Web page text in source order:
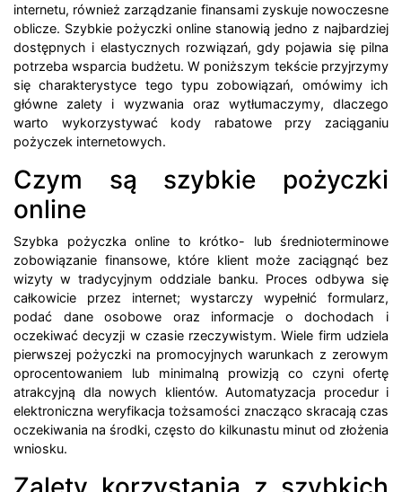
internetu, również zarządzanie finansami zyskuje nowoczesne
oblicze. Szybkie pożyczki online stanowią jedno z najbardziej
dostępnych i elastycznych rozwiązań, gdy pojawia się pilna
potrzeba wsparcia budżetu. W poniższym tekście przyjrzymy
się charakterystyce tego typu zobowiązań, omówimy ich
główne zalety i wyzwania oraz wytłumaczymy, dlaczego
warto wykorzystywać kody rabatowe przy zaciąganiu
pożyczek internetowych.
Czym są szybkie pożyczki
online
Szybka pożyczka online to krótko- lub średnioterminowe
zobowiązanie finansowe, które klient może zaciągnąć bez
wizyty w tradycyjnym oddziale banku. Proces odbywa się
całkowicie przez internet; wystarczy wypełnić formularz,
podać dane osobowe oraz informacje o dochodach i
oczekiwać decyzji w czasie rzeczywistym. Wiele firm udziela
pierwszej pożyczki na promocyjnych warunkach z zerowym
oprocentowaniem lub minimalną prowizją co czyni ofertę
atrakcyjną dla nowych klientów. Automatyzacja procedur i
elektroniczna weryfikacja tożsamości znacząco skracają czas
oczekiwania na środki, często do kilkunastu minut od złożenia
wniosku.